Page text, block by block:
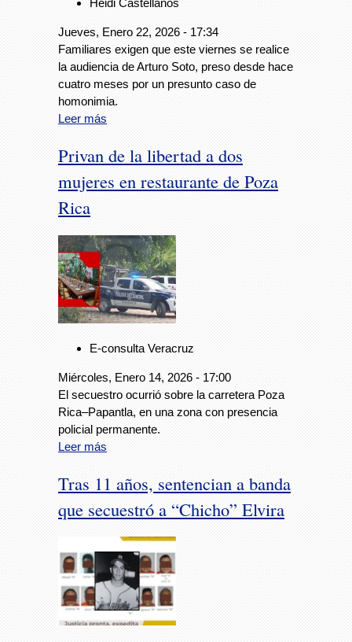
Heidi Castellanos
Jueves, Enero 22, 2026 - 17:34
Familiares exigen que este viernes se realice
la audiencia de Arturo Soto, preso desde hace
cuatro meses por un presunto caso de
homonimia.
Leer más
Privan de la libertad a dos
mujeres en restaurante de Poza
Rica
E-consulta Veracruz
Miércoles, Enero 14, 2026 - 17:00
El secuestro ocurrió sobre la carretera Poza
Rica–Papantla, en una zona con presencia
policial permanente.
Leer más
Tras 11 años, sentencian a banda
que secuestró a “Chicho” Elvira